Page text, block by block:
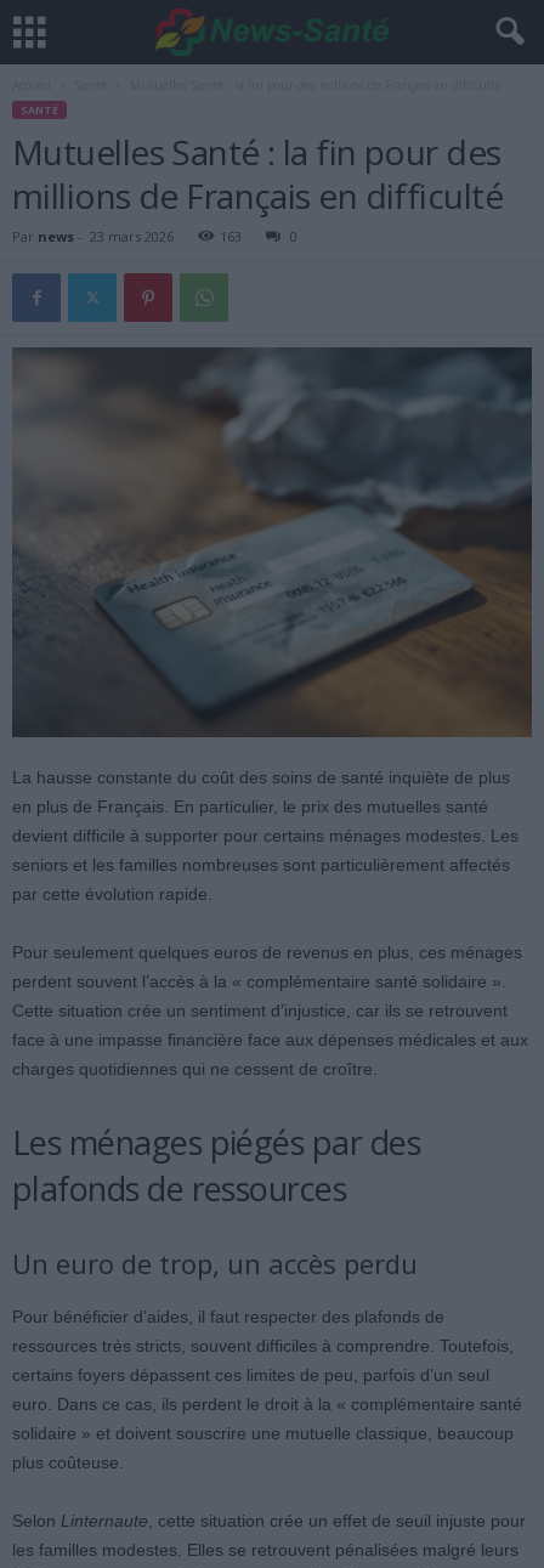
SANTÉ
Mutuelles Santé : la fin pour des
millions de Français en difficulté
Par news - 23 mars 2026 163 0
La hausse constante du coût des soins de santé inquiète de plus
en plus de Français. En particulier, le prix des mutuelles santé
devient difficile à supporter pour certains ménages modestes. Les
seniors et les familles nombreuses sont particulièrement affectés
par cette évolution rapide.
Pour seulement quelques euros de revenus en plus, ces ménages
perdent souvent l’accès à la « complémentaire santé solidaire ».
Cette situation crée un sentiment d’injustice, car ils se retrouvent
face à une impasse financière face aux dépenses médicales et aux
charges quotidiennes qui ne cessent de croître.
Les ménages piégés par des
plafonds de ressources
Un euro de trop, un accès perdu
Pour bénéficier d’aides, il faut respecter des plafonds de
ressources très stricts, souvent difficiles à comprendre. Toutefois,
certains foyers dépassent ces limites de peu, parfois d’un seul
euro. Dans ce cas, ils perdent le droit à la « complémentaire santé
solidaire » et doivent souscrire une mutuelle classique, beaucoup
plus coûteuse.
Selon Linternaute , cette situation crée un effet de seuil injuste pour
les familles modestes. Elles se retrouvent pénalisées malgré leurs